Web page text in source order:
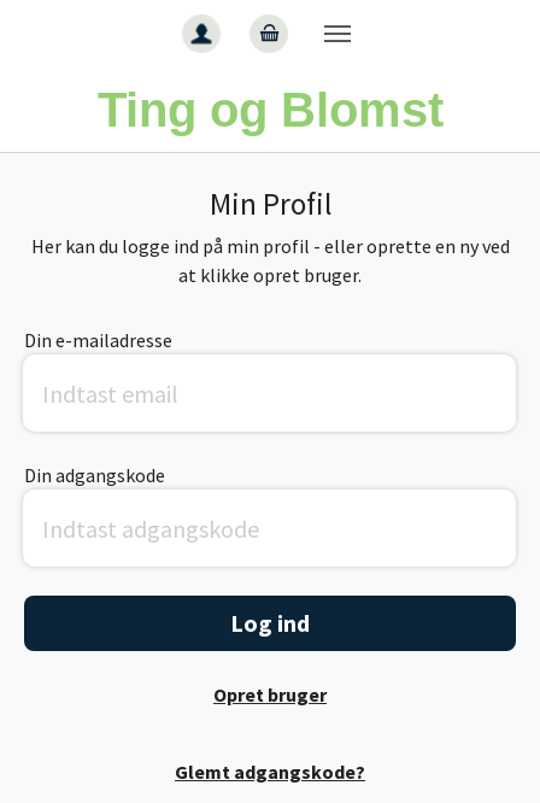
Ting og Blomst
Min Profil
Her kan du logge ind på min profil - eller oprette en ny ved
at klikke opret bruger.
Din e-mailadresse
Din adgangskode
Opret bruger
Glemt adgangskode?